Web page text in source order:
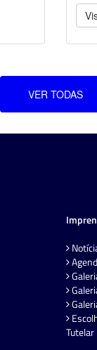
VER TODAS
Tutelar